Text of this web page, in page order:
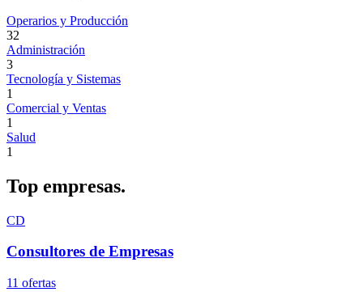
Operarios y Producción
32
Administración
3
Tecnología y Sistemas
1
Comercial y Ventas
1
Salud
1
Top empresas.
CD
Consultores de Empresas
11 ofertas